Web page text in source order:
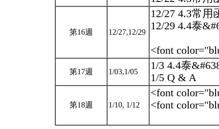
第16週 12/27,12/29
12/27 4.3常用
12/29 4.4泰
<font
第17週 1/03,1/05
1/3 4.4泰
1/5 Q & A
第18週 1/10, 1/12
<font
<font